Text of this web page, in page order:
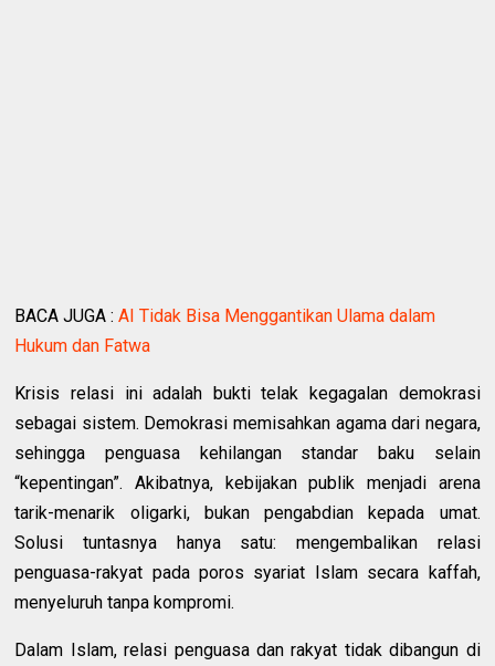
BACA JUGA :AI Tidak Bisa Menggantikan Ulama dalam
Hukum dan Fatwa
Krisis relasi ini adalah bukti telak kegagalan demokrasi
sebagai sistem. Demokrasi memisahkan agama dari negara,
sehingga penguasa kehilangan standar baku selain
“kepentingan”. Akibatnya, kebijakan publik menjadi arena
tarik-menarik oligarki, bukan pengabdian kepada umat.
Solusi tuntasnya hanya satu: mengembalikan relasi
penguasa-rakyat pada poros syariat Islam secara kaffah,
menyeluruh tanpa kompromi.
Dalam Islam, relasi penguasa dan rakyat tidak dibangun di